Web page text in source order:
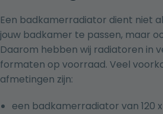
Een badkamerradiator dient niet
jouw badkamer te passen, maar
Daarom hebben wij radiatoren in
formaten op voorraad. Veel
afmetingen zijn:
een badkamerradiator van 120